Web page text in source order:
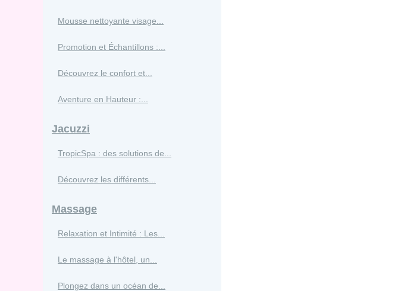
Mousse nettoyante visage...
Promotion et Échantillons :...
Découvrez le confort et...
Aventure en Hauteur :...
Jacuzzi
TropicSpa : des solutions de...
Découvrez les différents...
Massage
Relaxation et Intimité : Les...
Le massage à l'hôtel, un...
Plongez dans un océan de...